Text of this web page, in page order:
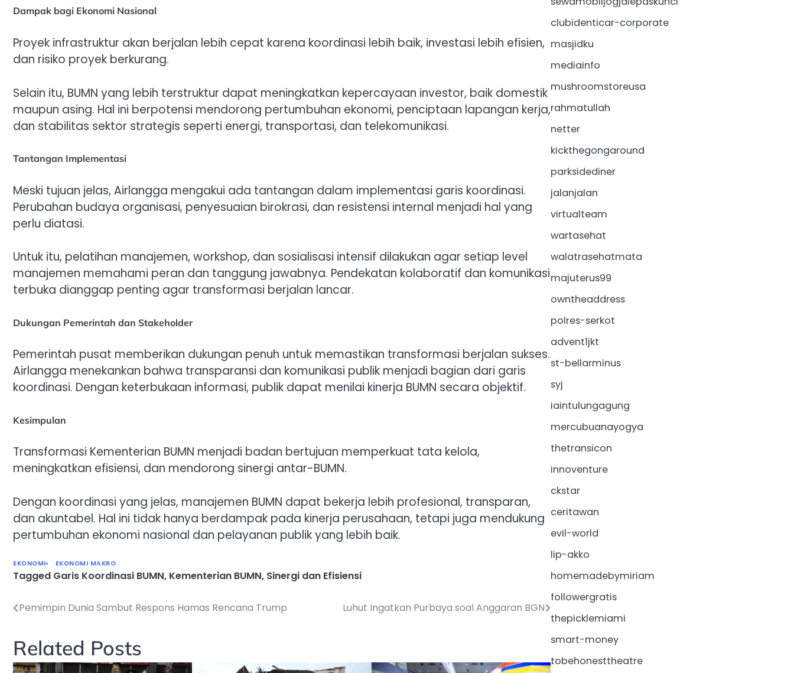
Dampak bagi Ekonomi Nasional
Proyek infrastruktur akan berjalan lebih cepat karena koordinasi lebih baik, investasi lebih efisien,
dan risiko proyek berkurang.
Selain itu, BUMN yang lebih terstruktur dapat meningkatkan kepercayaan investor, baik domestik
maupun asing. Hal ini berpotensi mendorong pertumbuhan ekonomi, penciptaan lapangan kerja,
dan stabilitas sektor strategis seperti energi, transportasi, dan telekomunikasi.
Tantangan Implementasi
Meski tujuan jelas, Airlangga mengakui ada tantangan dalam implementasi garis koordinasi.
Perubahan budaya organisasi, penyesuaian birokrasi, dan resistensi internal menjadi hal yang
perlu diatasi.
Untuk itu, pelatihan manajemen, workshop, dan sosialisasi intensif dilakukan agar setiap level
manajemen memahami peran dan tanggung jawabnya. Pendekatan kolaboratif dan komunikasi
terbuka dianggap penting agar transformasi berjalan lancar.
Dukungan Pemerintah dan Stakeholder
Pemerintah pusat memberikan dukungan penuh untuk memastikan transformasi berjalan sukses.
Airlangga menekankan bahwa transparansi dan komunikasi publik menjadi bagian dari garis
koordinasi. Dengan keterbukaan informasi, publik dapat menilai kinerja BUMN secara objektif.
Kesimpulan
Transformasi Kementerian BUMN menjadi badan bertujuan memperkuat tata kelola,
meningkatkan efisiensi, dan mendorong sinergi antar-BUMN.
Dengan koordinasi yang jelas, manajemen BUMN dapat bekerja lebih profesional, transparan,
dan akuntabel. Hal ini tidak hanya berdampak pada kinerja perusahaan, tetapi juga mendukung
pertumbuhan ekonomi nasional dan pelayanan publik yang lebih baik.
EKONOMI EKONOMI MAKRO
Tagged Garis Koordinasi BUMN, Kementerian BUMN, Sinergi dan Efisiensi
Navigasi
Pemimpin Dunia Sambut Respons Hamas Rencana Trump Luhut Ingatkan Purbaya soal Anggaran BGN
Related Posts
clubidenticar-corporate
masjidku
mediainfo
mushroomstoreusa
rahmatullah
netter
kickthegongaround
parksidediner
jalanjalan
virtualteam
wartasehat
walatrasehatmata
majuterus99
owntheaddress
polres-serkot
advent1jkt
st-bellarminus
syj
iaintulungagung
mercubuanayogya
thetransicon
innoventure
ckstar
ceritawan
evil-world
lip-akko
homemadebymiriam
followergratis
thepicklemiami
smart-money
tobehonesttheatre